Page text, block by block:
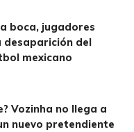
boca, jugadores
del
mexicano
Vozinha no llega a
nuevo pretendiente